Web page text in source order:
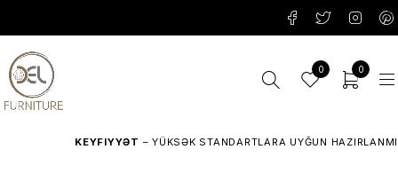
0 0
KEYFIYYƏT– YÜKSƏK STANDARTLARA UYĞUN